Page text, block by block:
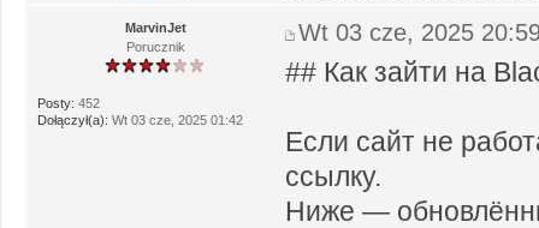
MarvinJet
Porucznik
Posty: 452
Dołączył(a): Wt 03 cze, 2025 01:42
Wt 03 cze, 2025
## Как зайти на
Если сайт не
ссылку.
Ниже —